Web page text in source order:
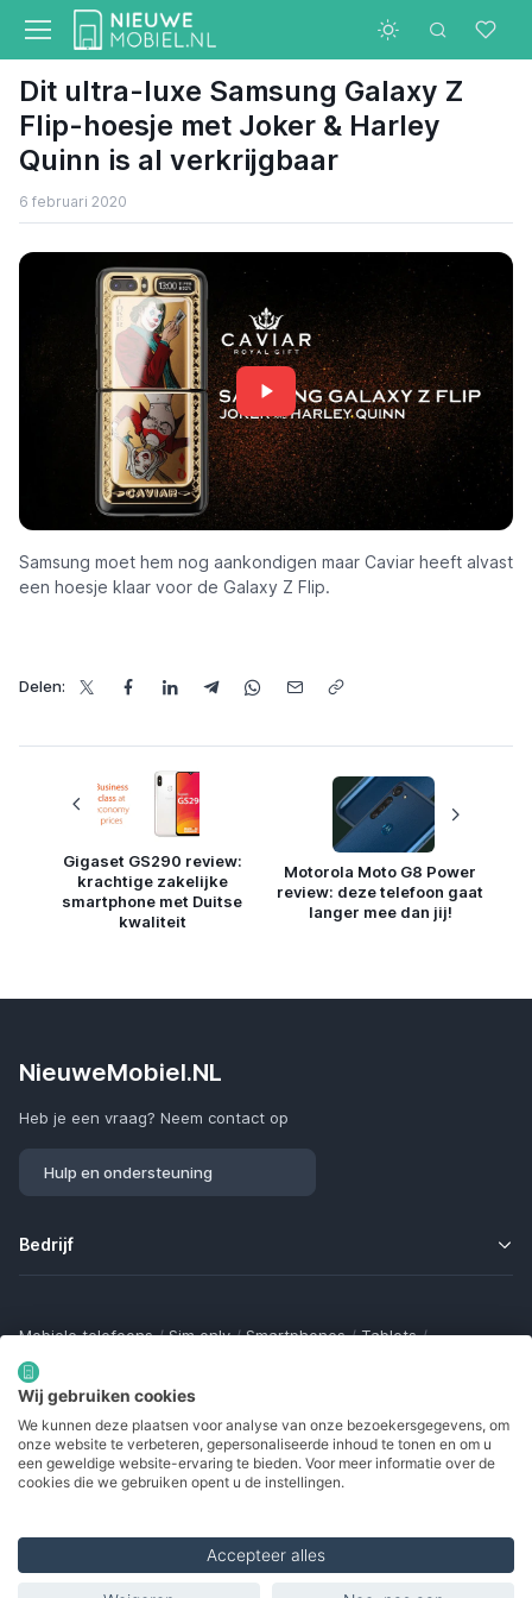
Dit ultra-luxe Samsung Galaxy Z
Flip-hoesje met Joker & Harley
Quinn is al verkrijgbaar
6 februari 2020
Samsung moet hem nog aankondigen maar Caviar heeft alvast
een hoesje klaar voor de Galaxy Z Flip.
Delen:
Gigaset GS290 review:
krachtige zakelijke
smartphone met Duitse
kwaliteit
Motorola Moto G8 Power
review: deze telefoon gaat
langer mee dan jij!
NieuweMobiel.NL
Heb je een vraag? Neem contact op
Hulp en ondersteuning
Bedrijf
Mobiele telefoons / Sim only / Smartphones / Tablets /
Smartwatches
Bluetooth trackers / Opladers
Samsung Galaxy
Gamingtelefoons / Foldables / Robuuste telefoons /
Seniorentelefoons / Waterdichte telefoons / Refurbished
Wij gebruiken cookies
We kunnen deze plaatsen voor analyse van onze bezoekersgegevens, om
onze website te verbeteren, gepersonaliseerde inhoud te tonen en om u
een geweldige website-ervaring te bieden. Voor meer informatie over de
cookies die we gebruiken opent u de instellingen.
Accepteer alles